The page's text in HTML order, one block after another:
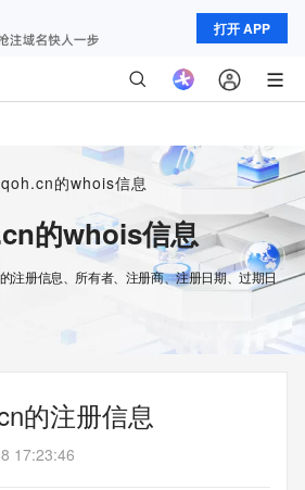
打开 APP
的whois信息
的whois信息
注册信息、所有者、注册商、注册日期、过期日
的注册信息
17:23:46